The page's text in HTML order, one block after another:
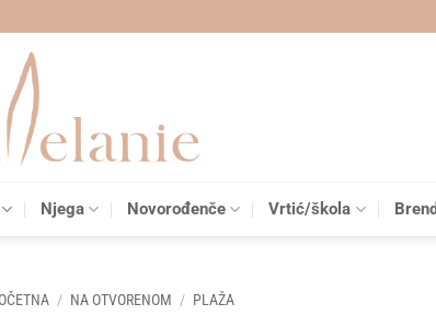
Njega Novorođenče Vrtić/škola
/ NA OTVORENOM / PLAŽA